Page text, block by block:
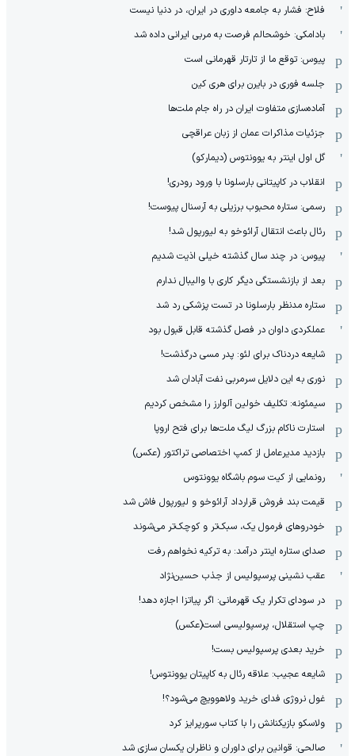
فلاح: فشار به جامعه داوری در ایران، در دنیا نیست
بادامکی: خوشحالم فرصت به مربی ایرانی داده شد
پیوس: توقع ما از تارتار قهرمانی است
جلسه فوری در بایرن برای هری کین
آماده‌سازی متفاوت ایران در راه جام ملت‌ها
جزئیات مذاکرات عمان از زبان عراقچی
گل اول اینتر به یوونتوس (دیمارکو)
انقلاب در کاپیتانی بارسلونا با ورود رودری!
رسمی: ستاره محبوب برزیلی به آرسنال پیوست!
رئال باعث انتقال آرائوخو به لیورپول شد!
پیوس: در چند سال گذشته خیلی اذیت شدیم
بعد از بازنشستگی دیگر کاری با والیبال ندارم
ستاره مدنظر بارسلونا در تست پزشکی رد شد
عملکردی داوان در فصل گذشته قابل قبول بود
شایعه دردناک برای لئو: پدر مسی درگذشت!
نوری به این دلایل سرمربی نفت آبادان شد
سیمئونه: تکلیف خولین آلوارز را مشخص کردیم
استارت ناکام بزرگ لیگ ملت‌ها برای فتح اروپا
بازدید مدیرعامل از کمپ اختصاصی تراکتور (عکس)
رونمایی از کیت سوم باشگاه یوونتوس
قیمت بند فروش قرارداد آرائوخو و لیورپول فاش شد
خودروهای فرمول یک، سبک‌تر و کوچک‌تر می‌شوند
صدای ستاره اینتر درآمد: به ترکیه نخواهم رفت
عقب نشینی پرسپولیس از جذب حسین‌نژاد
در سودای تکرار یک قهرمانی: اگر پیاتزا اجازه دهد!
چپ استقلال، پرسپولیسی است(عکس)
خرید بعدی پرسپولیس بست!
شایعه عجیب: علاقه رئال به کاپیتان یوونتوس!
غول نروژی فدای خرید ولاهوویچ می‌شود؟!
ولاسکو بازیکنانش را با کتاب سورپرایز کرد
صالحی: قوانین برای داوران و ناظران یکسان سازی شد